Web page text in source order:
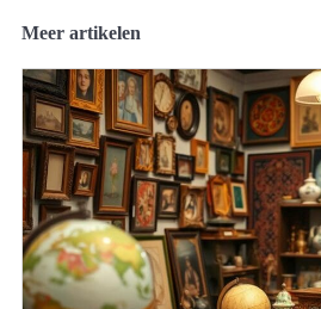
Meer artikelen